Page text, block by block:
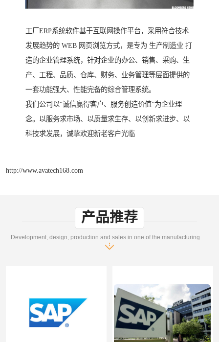
工厂ERP系统软件基于互联网操作平台，采用符合技术
发展趋势的 WEB 网页浏览方式，是专为 生产制造业 打
造的企业管理系统，针对企业的办公、销售、采购、生
产、工程、品质、仓库、财务、业务管理等层面提供的
一套功能强大、性能完备的综合管理系统。
我们公司以“诚信赢得客户、服务创造价值”为企业理
念。以服务求市场、以质量求生存、以创新求进步、以
科技求发展，诚挚欢迎新老客户光临
http://www.avatech168.com
产品推荐